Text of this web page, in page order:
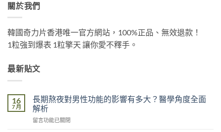
關於我們
韓國奇力片香港唯一官方網站，100%正品、無效退款！
1粒強到爆表 1粒擎天 讓你愛不釋手。
最新貼文
16
7 月
長期熬夜對男性功能的影響有多大？醫學角度全面
解析
在
留言功能已關閉